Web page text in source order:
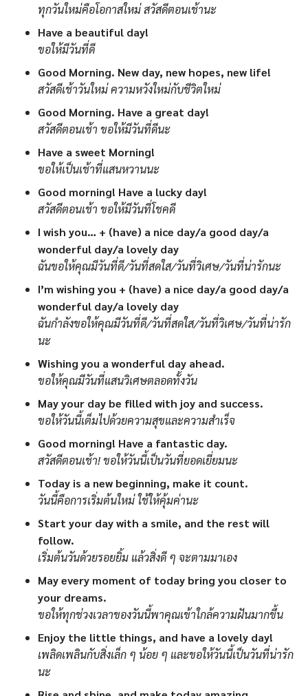
ทุกวันใหม่คือโอกาสใหม่ สวัสดีตอนเช้านะ
Have a beautiful day!
ขอให้มีวันที่ดี
Good Morning. New day, new hopes, new life!
สวัสดีเช้าวันใหม่ ความหวังใหม่กับชีวิตใหม่
Good Morning. Have a great day!
สวัสดีตอนเช้า ขอให้มีวันที่ดีนะ
Have a sweet Morning!
ขอให้เป็นเช้าที่แสนหวานนะ
Good morning! Have a lucky day!
สวัสดีตอนเช้า ขอให้มีวันที่โชคดี
I wish you… + (have) a nice day/a good day/a
wonderful day/a lovely day
ฉันขอให้คุณมีวันที่ดี/วันที่สดใส/วันที่วิเศษ/วันที่น่ารักนะ
I’m wishing you + (have) a nice day/a good day/a
wonderful day/a lovely day
ฉันกำลังขอให้คุณมีวันที่ดี/วันที่สดใส/วันที่วิเศษ/วันที่น่ารัก
นะ
Wishing you a wonderful day ahead.
ขอให้คุณมีวันที่แสนวิเศษตลอดทั้งวัน
May your day be filled with joy and success.
ขอให้วันนี้เต็มไปด้วยความสุขและความสำเร็จ
Good morning! Have a fantastic day.
สวัสดีตอนเช้า! ขอให้วันนี้เป็นวันที่ยอดเยี่ยมนะ
Today is a new beginning, make it count.
วันนี้คือการเริ่มต้นใหม่ ใช้ให้คุ้มค่านะ
Start your day with a smile, and the rest will
follow.
เริ่มต้นวันด้วยรอยยิ้ม แล้วสิ่งดี ๆ จะตามมาเอง
May every moment of today bring you closer to
your dreams.
ขอให้ทุกช่วงเวลาของวันนี้พาคุณเข้าใกล้ความฝันมากขึ้น
Enjoy the little things, and have a lovely day!
เพลิดเพลินกับสิ่งเล็ก ๆ น้อย ๆ และขอให้วันนี้เป็นวันที่น่ารัก
นะ